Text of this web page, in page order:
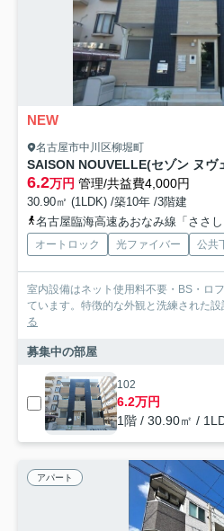
NEW
名古屋市中川区柳堀町
SAISON NOUVELLE(セゾン ヌヴ
6.2万円 管理/共益費4,000円
30.90㎡ (1LDK) /築10年 /3階建
名古屋臨海高速あおなみ線「ささ
オートロック 光ファイバー 公共
室内設備はネット使用料不要・BS・ロ
ています。特徴的な外観と洗練された
る
募集中の部屋
102
6.2万円
1階 / 30.90㎡ /
アパート